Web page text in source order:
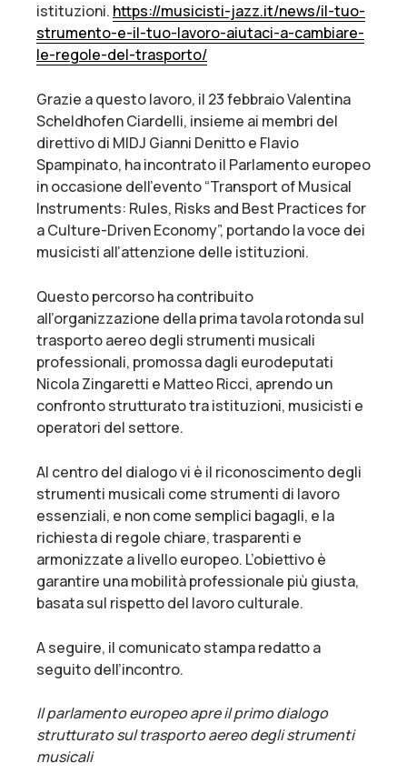
istituzioni. https://musicisti-jazz.it/news/il-tuo-
strumento-e-il-tuo-lavoro-aiutaci-a-cambiare-
le-regole-del-trasporto/
Grazie a questo lavoro, il 23 febbraio Valentina
Scheldhofen Ciardelli, insieme ai membri del
direttivo di MIDJ Gianni Denitto e Flavio
Spampinato, ha incontrato il Parlamento europeo
in occasione dell’evento “Transport of Musical
Instruments: Rules, Risks and Best Practices for
a Culture-Driven Economy”, portando la voce dei
musicisti all’attenzione delle istituzioni.
Questo percorso ha contribuito
all’organizzazione della prima tavola rotonda sul
trasporto aereo degli strumenti musicali
professionali, promossa dagli eurodeputati
Nicola Zingaretti e Matteo Ricci, aprendo un
confronto strutturato tra istituzioni, musicisti e
operatori del settore.
Al centro del dialogo vi è il riconoscimento degli
strumenti musicali come strumenti di lavoro
essenziali, e non come semplici bagagli, e la
richiesta di regole chiare, trasparenti e
armonizzate a livello europeo. L’obiettivo è
garantire una mobilità professionale più giusta,
basata sul rispetto del lavoro culturale.
A seguire, il comunicato stampa redatto a
seguito dell’incontro.
Il parlamento europeo apre il primo dialogo
strutturato sul trasporto aereo degli strumenti
musicali